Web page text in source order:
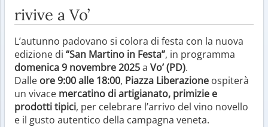
rivive a Vo’
L’autunno padovano si colora di festa con la nuova
edizione di “San Martino in Festa”, in programma
domenica 9 novembre 2025a Vo’ (PD).
Dalle ore 9:00 alle 18:00, Piazza Liberazione ospiterà
un vivace mercatino di artigianato, primizie e
prodotti tipici, per celebrare l’arrivo del vino novello
e il gusto autentico della campagna veneta.